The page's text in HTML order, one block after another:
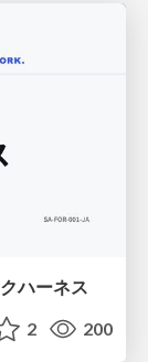
ハーネス
2 200